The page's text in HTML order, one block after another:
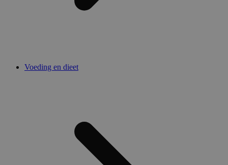
Voeding en dieet